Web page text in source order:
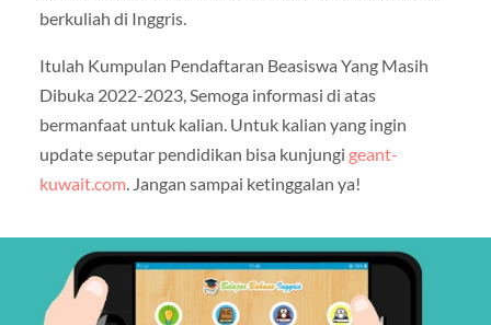
berkuliah di Inggris.
Itulah Kumpulan Pendaftaran Beasiswa Yang Masih
Dibuka 2022-2023, Semoga informasi di atas
bermanfaat untuk kalian. Untuk kalian yang ingin
update seputar pendidikan bisa kunjungi geant-
kuwait.com. Jangan sampai ketinggalan ya!